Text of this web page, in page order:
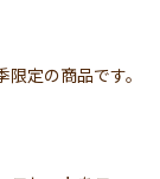
定の商品です。